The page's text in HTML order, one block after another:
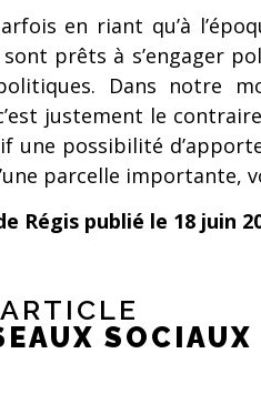
en riant qu’à
sont prêts à s’engager
Dans notre
justement le
une possibilité
parcelle importante,
Régis publié le 18 juin
SOCIAUX